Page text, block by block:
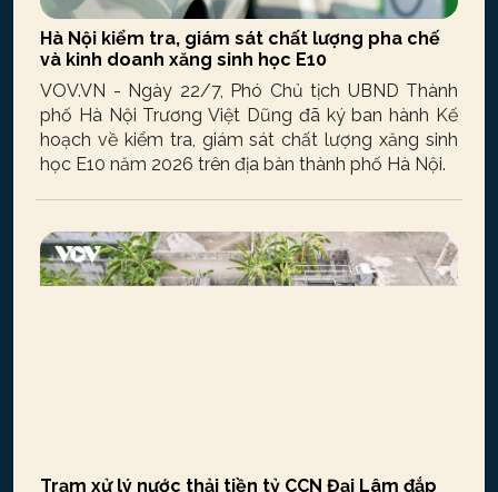
Hà Nội kiểm tra, giám sát chất lượng pha chế
và kinh doanh xăng sinh học E10
VOV.VN - Ngày 22/7, Phó Chủ tịch UBND Thành
phố Hà Nội Trương Việt Dũng đã ký ban hành Kế
hoạch về kiểm tra, giám sát chất lượng xăng sinh
học E10 năm 2026 trên địa bàn thành phố Hà Nội.
Trạm xử lý nước thải tiền tỷ CCN Đại Lâm đắp